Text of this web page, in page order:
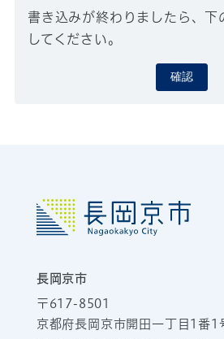
書き込みが終わりましたら、下
してください。
確認
長岡京市
〒617-8501
京都府長岡京市開田一丁目1番1